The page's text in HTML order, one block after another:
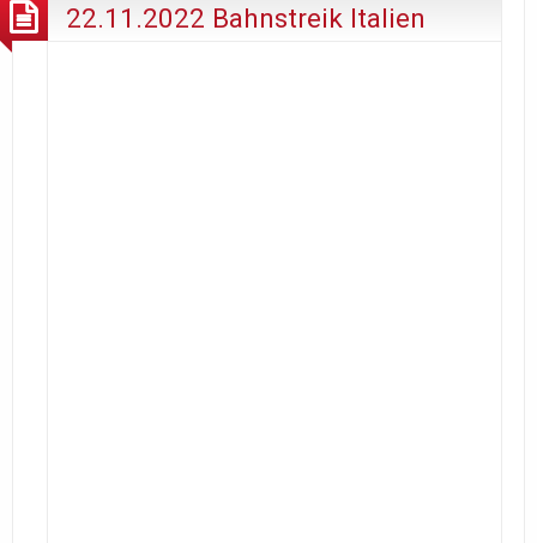
22.11.2022 Bahnstreik Italien